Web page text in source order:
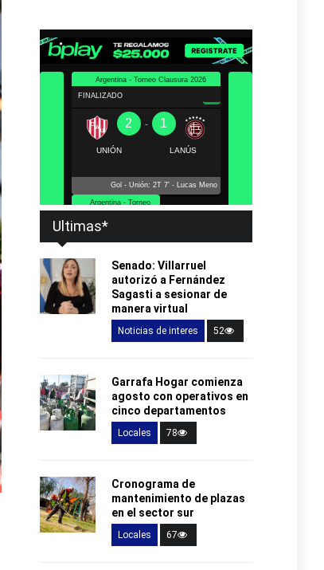
Ultimas*
Senado: Villarruel
autorizó a Fernández
Sagasti a sesionar de
manera virtual
Noticias de interes 52
Garrafa Hogar comienza
agosto con operativos en
cinco departamentos
Locales 78
Cronograma de
mantenimiento de plazas
en el sector sur
Locales 67